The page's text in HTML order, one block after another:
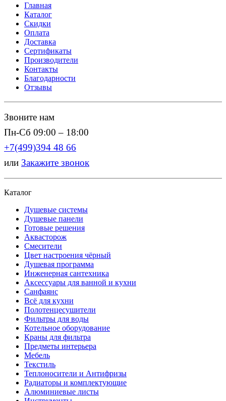
Главная
Каталог
Скидки
Оплата
Доставка
Сертификаты
Производители
Контакты
Благодарности
Отзывы
Звоните нам
Пн-Сб 09:00 – 18:00
+7(499)394 48 66
или Закажите звонок
Каталог
Душевые системы
Душевые панели
Готовые решения
Аквасторож
Смесители
Цвет настроения чёрный
Душевая программа
Инженерная сантехника
Аксессуары для ванной и кухни
Санфаянс
Всё для кухни
Полотенцесушители
Фильтры для воды
Котельное оборудование
Краны для фильтра
Предметы интерьера
Мебель
Текстиль
Теплоносители и Антифризы
Радиаторы и комплектующие
Алюминиевые листы